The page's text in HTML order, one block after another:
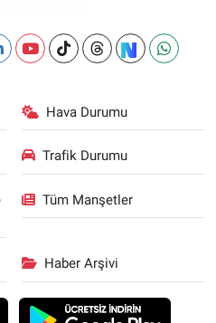
Hava Durumu
Trafik Durumu
Tüm Manşetler
Haber Arşivi